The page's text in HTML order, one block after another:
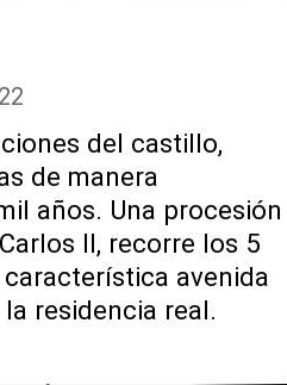
del castillo,
de manera
años. Una procesión
II, recorre los 5
avenida
residencia real.